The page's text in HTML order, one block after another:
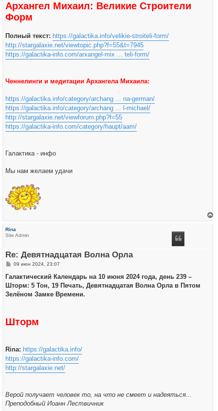
Архангел Михаил: Великие Строители
Форм
Полный текст: https://galactika.info/velikie-stroiteli-form/
http://stargalaxie.net/viewtopic.php?f=55&t=7945
https://galactika-info.com/arxangel-mix ... teli-form/
Ченнелинги и медитации Архангела Михаила:
https://galactika.info/category/archang ... na-german/
https://galactika.info/category/archang ... l-michael/
http://stargalaxie.net/viewforum.php?f=55
https://galactika-info.com/category/haupt/aam/
Галактика - инфо
Мы нам желаем удачи
Rina
Site Admin
Re: Девятнадцатая Волна Орла
С
о
щ
е
09 июн 2024, 23:07
Галактический Календарь на 10 июня 2024 года, день 239 –
Шторм: 5 Тон, 19 Печать, Девятнадцатая Волна Орла в Пятом
Зелёном Замке Времени.
Шторм
Rina: https://galactika.info/
https://galactika-info.com/
http://stargalaxie.net/
Верой получает человек то, на что не смеет и надеяться...
Преподобный Иоанн Лествичник